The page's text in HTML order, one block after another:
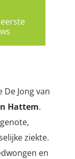
Jong van
Hattem.
ziekte.
en